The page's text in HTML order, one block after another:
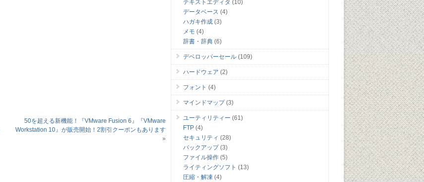
50を超える新機能！『VMware Fusion 6』『VMware
Workstation 10』が販売開始！2割引クーポンもあります
»
テキストエディタ (10)
データベース (4)
ハガキ作成 (3)
メモ (4)
辞書・辞典 (6)
デベロッパーセール (109)
ハードウェア (2)
フォント (4)
マインドマップ(3)
ユーティリティー (61)
FTP (4)
セキュリティ (28)
バックアップ(3)
ファイル操作 (5)
ライティングソフト (13)
圧縮・解凍 (4)